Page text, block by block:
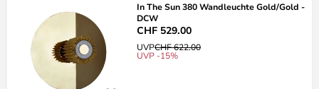
In The Sun 380 Wandleuchte Gold/Gold -
DCW
CHF 529.00
UVPCHF 622.00
UVP -15%